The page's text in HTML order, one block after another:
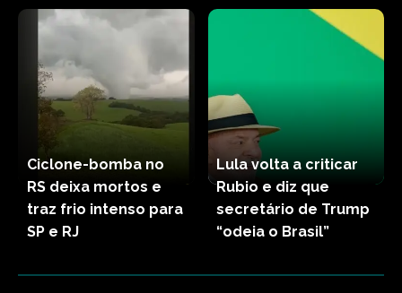
Ciclone-bomba no
RS deixa mortos e
traz frio intenso para
SP e RJ
Lula volta a criticar
Rubio e diz que
secretário de Trump
“odeia o Brasil”